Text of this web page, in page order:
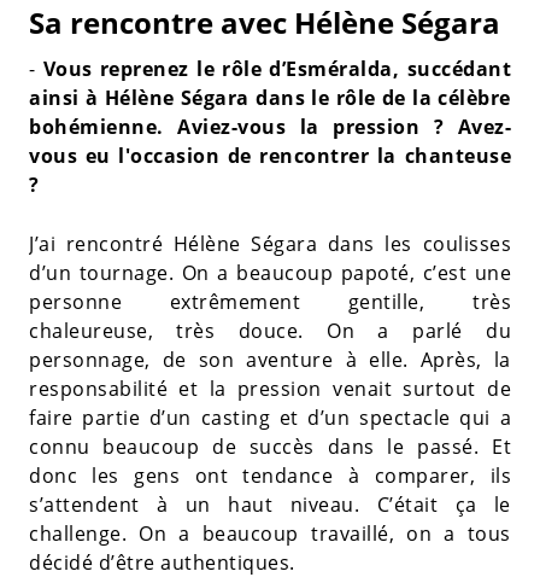
Sa rencontre avec Hélène Ségara
- Vous reprenez le rôle d’Esméralda, succédant
ainsi à Hélène Ségara dans le rôle de la célèbre
bohémienne. Aviez-vous la pression ? Avez-
vous eu l'occasion de rencontrer la chanteuse
?
J’ai rencontré Hélène Ségara dans les coulisses
d’un tournage. On a beaucoup papoté, c’est une
personne extrêmement gentille, très
chaleureuse, très douce. On a parlé du
personnage, de son aventure à elle. Après, la
responsabilité et la pression venait surtout de
faire partie d’un casting et d’un spectacle qui a
connu beaucoup de succès dans le passé. Et
donc les gens ont tendance à comparer, ils
s’attendent à un haut niveau. C’était ça le
challenge. On a beaucoup travaillé, on a tous
décidé d’être authentiques.